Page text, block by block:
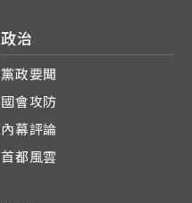
政治
黨政要聞
國會攻防
內幕評論
首都風雲